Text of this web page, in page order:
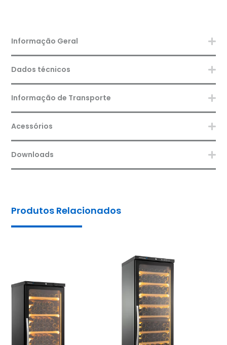
Informação Geral
Dados técnicos
Informação de Transporte
Acessórios
Downloads
Produtos Relacionados